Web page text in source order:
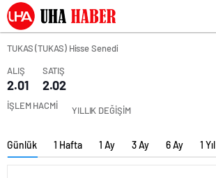
TUKAS (TUKAS) Hisse Senedi
ALIŞ
2.01
SATIŞ
2.02
İŞLEM HACMİ YILLIK DEĞİŞİM
Günlük 1 Hafta 1 Ay 3 Ay 6 Ay 1 Yıl